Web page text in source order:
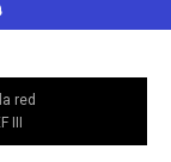
red
III